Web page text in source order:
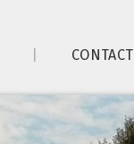
CONTACT